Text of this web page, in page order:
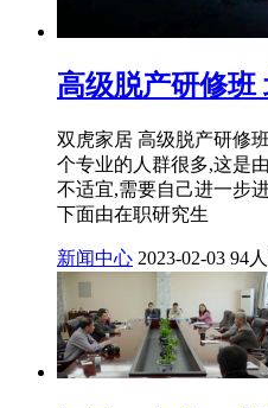
高级脱产研修班
双虎家居 高级脱产研修
个专业的人群很多,这是
不适宜,需要自己进一步
下面由在职研究生
新闻中心 2023-02-03 94